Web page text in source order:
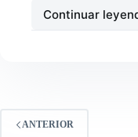
Continuar¡Flores
ANTERIOR